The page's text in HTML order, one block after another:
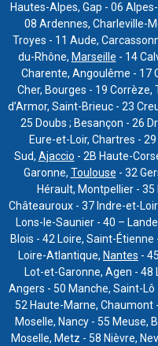
Hautes-Alpes, Gap - 06
08 Ardennes, Charleville-
Troyes - 11 Aude,
du-Rhône, Marseille - 14
Charente, Angoulême - 17
Cher, Bourges - 19 Corrèze,
d’Armor, Saint-Brieuc - 23
25 Doubs ; Besançon - 26
Eure-et-Loir, Chartres -
Sud, Ajaccio - 2B Haute-
Garonne, Toulouse - 32
Hérault, Montpellier - 35
Châteauroux - 37 Indre-et-
Lons-le-Saunier - 40 –
Blois - 42 Loire, Saint-
Loire-Atlantique, Nantes -
Lot-et-Garonne, Agen -
Angers - 50 Manche, Saint-
52 Haute-Marne, Chaumont
Moselle, Nancy - 55 Meuse,
Moselle, Metz - 58 Nièvre,